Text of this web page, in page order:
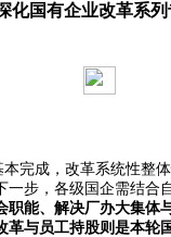
化国有企业改革系列
完成，改革系统性整
步，各级国企需结合
职能、解决厂办大集体
革与员工持股则是本轮